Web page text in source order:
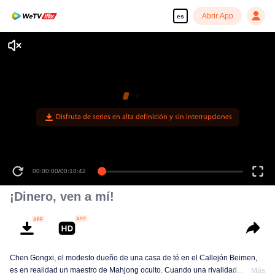
es Abrir App
Disfruta de series en alta definición y sin interrupciones
00:00:00/00:10:42
¡Dinero, ven a mí!
Chen Gongxi, el modesto dueño de una casa de té en el Callejón Beimen,
es en realidad un maestro de Mahjong oculto. Cuando una rivalidad
Más